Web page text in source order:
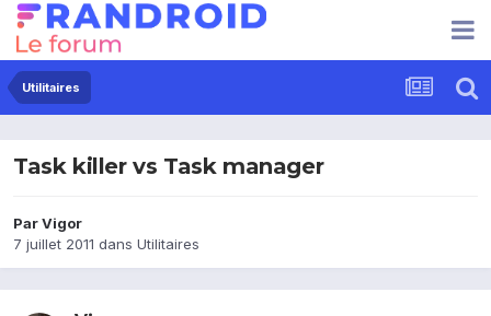
Utilitaires
Task killer vs Task manager
ParVigor
7 juillet 2011 dans Utilitaires